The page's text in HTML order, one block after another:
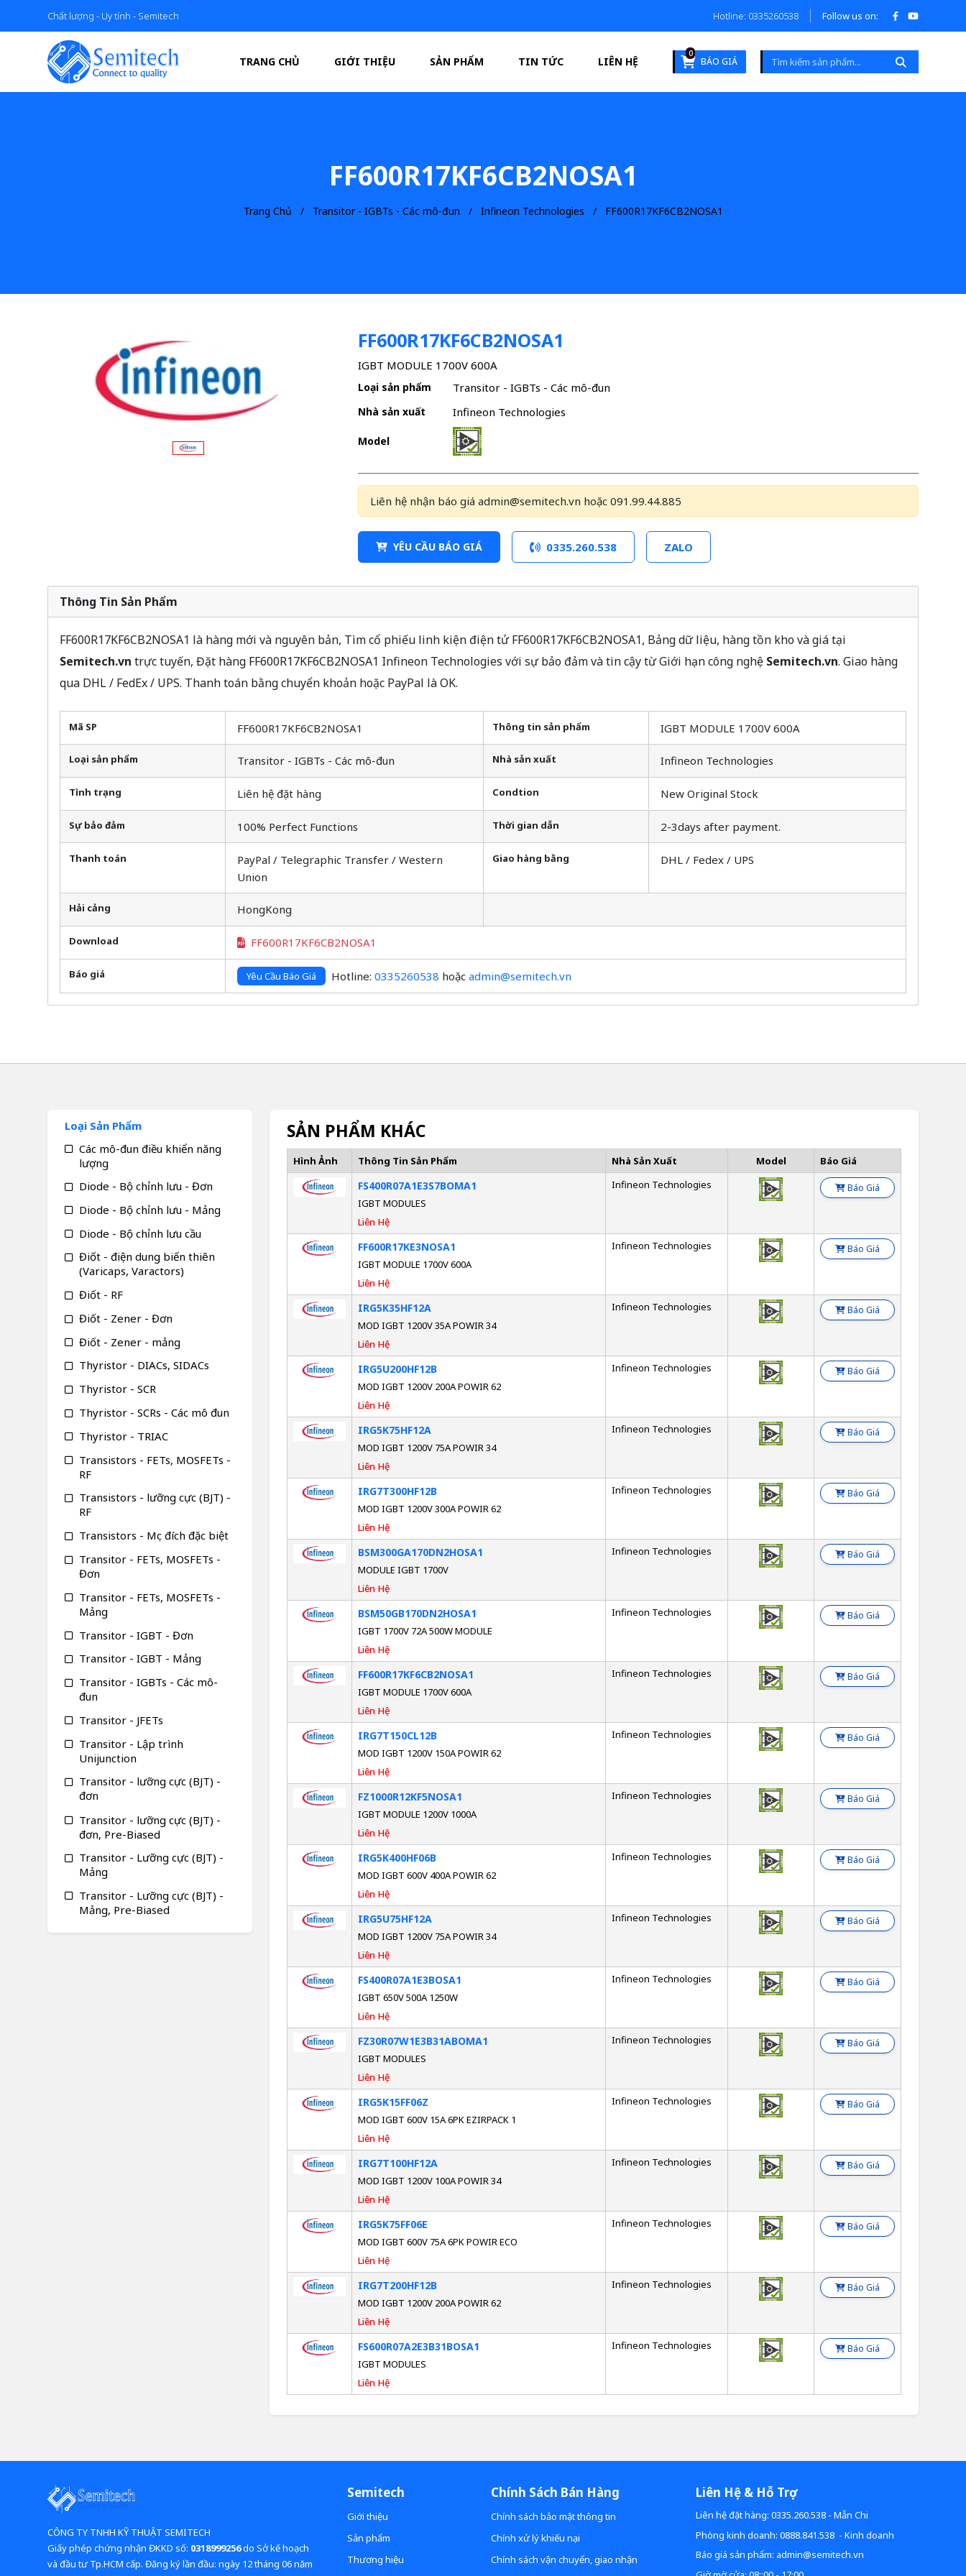
Chất lượng - Uy tính - Semitech Hotline: 0335260538 Follow us on:
TRANG CHỦ GIỚI THIỆU SẢN PHẨM TIN TỨC LIÊN HỆ
0
BÁO GIÁ
FF600R17KF6CB2NOSA1
Trang Chủ Transitor - IGBTs - Các mô-đun Infineon Technologies FF600R17KF6CB2NOSA1
FF600R17KF6CB2NOSA1
IGBT MODULE 1700V 600A
Loại sản phẩm Transitor - IGBTs - Các mô-đun
Nhà sản xuất Infineon Technologies
Model
Liên hệ nhận báo giá admin@semitech.vn hoặc 091.99.44.885
YÊU CẦU BÁO GIÁ 0335.260.538 ZALO
Thông Tin Sản Phẩm
FF600R17KF6CB2NOSA1 là hàng mới và nguyên bản, Tìm cổ phiếu linh kiện điện tử FF600R17KF6CB2NOSA1, Bảng dữ liệu, hàng tồn kho và giá tại
Semitech.vn trực tuyến, Đặt hàng FF600R17KF6CB2NOSA1 Infineon Technologies với sự bảo đảm và tin cậy từ Giới hạn công nghệ Semitech.vn. Giao hàng
qua DHL / FedEx / UPS. Thanh toán bằng chuyển khoản hoặc PayPal là OK.
Mã SP FF600R17KF6CB2NOSA1 Thông tin sản phẩm IGBT MODULE 1700V 600A
Loại sản phẩm Transitor - IGBTs - Các mô-đun Nhà sản xuất Infineon Technologies
Tình trạng Liên hệ đặt hàng Condtion New Original Stock
Sự bảo đảm 100% Perfect Functions Thời gian dẫn 2-3days after payment.
Thanh toán
PayPal / Telegraphic Transfer / Western
Union
Giao hàng bằng DHL / Fedex / UPS
Hải cảng HongKong
Download FF600R17KF6CB2NOSA1
Báo giá Yêu Cầu Báo Giá Hotline: 0335260538 hoặc admin@semitech.vn
SẢN PHẨM KHÁC
Hình Ảnh Thông Tin Sản Phẩm Nhà Sản Xuất Model Báo Giá
FS400R07A1E3S7BOMA1
IGBT MODULES
Liên Hệ
Infineon Technologies Báo Giá
FF600R17KE3NOSA1
IGBT MODULE 1700V 600A
Liên Hệ
Infineon Technologies Báo Giá
IRG5K35HF12A
MOD IGBT 1200V 35A POWIR 34
Liên Hệ
Infineon Technologies Báo Giá
IRG5U200HF12B
MOD IGBT 1200V 200A POWIR 62
Liên Hệ
Infineon Technologies Báo Giá
IRG5K75HF12A
MOD IGBT 1200V 75A POWIR 34
Liên Hệ
Infineon Technologies Báo Giá
IRG7T300HF12B
MOD IGBT 1200V 300A POWIR 62
Liên Hệ
Infineon Technologies Báo Giá
BSM300GA170DN2HOSA1
MODULE IGBT 1700V
Liên Hệ
Infineon Technologies Báo Giá
BSM50GB170DN2HOSA1
IGBT 1700V 72A 500W MODULE
Liên Hệ
Infineon Technologies Báo Giá
FF600R17KF6CB2NOSA1
IGBT MODULE 1700V 600A
Liên Hệ
Infineon Technologies Báo Giá
IRG7T150CL12B
MOD IGBT 1200V 150A POWIR 62
Liên Hệ
Infineon Technologies Báo Giá
FZ1000R12KF5NOSA1
IGBT MODULE 1200V 1000A
Liên Hệ
Infineon Technologies Báo Giá
IRG5K400HF06B
MOD IGBT 600V 400A POWIR 62
Liên Hệ
Infineon Technologies Báo Giá
IRG5U75HF12A
MOD IGBT 1200V 75A POWIR 34
Liên Hệ
Infineon Technologies Báo Giá
FS400R07A1E3BOSA1
IGBT 650V 500A 1250W
Liên Hệ
Infineon Technologies Báo Giá
FZ30R07W1E3B31ABOMA1
IGBT MODULES
Liên Hệ
Infineon Technologies Báo Giá
IRG5K15FF06Z
MOD IGBT 600V 15A 6PK EZIRPACK 1
Liên Hệ
Infineon Technologies Báo Giá
IRG7T100HF12A
MOD IGBT 1200V 100A POWIR 34
Liên Hệ
Infineon Technologies Báo Giá
IRG5K75FF06E
MOD IGBT 600V 75A 6PK POWIR ECO
Liên Hệ
Infineon Technologies Báo Giá
IRG7T200HF12B
MOD IGBT 1200V 200A POWIR 62
Liên Hệ
Infineon Technologies Báo Giá
FS600R07A2E3B31BOSA1
IGBT MODULES
Liên Hệ
Infineon Technologies Báo Giá
Loại Sản Phẩm
Các mô-đun điều khiển năng
lượng
Diode - Bộ chỉnh lưu - Đơn
Diode - Bộ chỉnh lưu - Mảng
Diode - Bộ chỉnh lưu cầu
Điốt - điện dung biến thiên
(Varicaps, Varactors)
Điốt - RF
Điốt - Zener - Đơn
Điốt - Zener - mảng
Thyristor - DIACs, SIDACs
Thyristor - SCR
Thyristor - SCRs - Các mô đun
Thyristor - TRIAC
Transistors - FETs, MOSFETs -
RF
Transistors - lưỡng cực (BJT) -
RF
Transistors - Mục đích đặc biệt
Transitor - FETs, MOSFETs -
Đơn
Transitor - FETs, MOSFETs -
Mảng
Transitor - IGBT - Đơn
Transitor - IGBT - Mảng
Transitor - IGBTs - Các mô-
đun
Transitor - JFETs
Transitor - Lập trình
Unijunction
Transitor - lưỡng cực (BJT) -
đơn
Transitor - lưỡng cực (BJT) -
đơn, Pre-Biased
Transitor - Lưỡng cực (BJT) -
Mảng
Transitor - Lưỡng cực (BJT) -
Mảng, Pre-Biased
CÔNG TY TNHH KỸ THUẬT SEMITECH
Giấy phép chứng nhận ĐKKD số: 0318999256do Sở kế hoạch
và đầu tư Tp.HCM cấp. Đăng ký lần đầu: ngày 12 tháng 06 năm
Semitech
Giới thiệu
Sản phẩm
Thương hiệu
Chính Sách Bán Hàng
Chính sách bảo mật thông tin
Chính xử lý khiếu nại
Chính sách vận chuyển, giao nhận
Liên Hệ & Hỗ Trợ
Liên hệ đặt hàng: 0335.260.538 - Mẫn Chi
Phòng kinh doanh: 0888.841.538 - Kinh doanh
Báo giá sản phẩm: admin@semitech.vn